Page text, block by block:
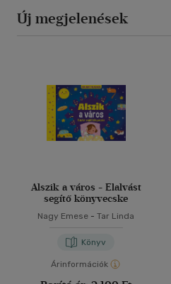
Új megjelenések
Alszik a város - Elalvást
segítő könyvecske
Nagy Emese - Tar Linda
Könyv
Árinformációk